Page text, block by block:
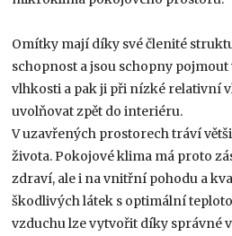
Omítky mají díky své členité
schopnost a jsou schopny
vlhkosti a pak ji při nízké relativní
uvolňovat zpět do interiéru.
V uzavřených prostorech tráví
života. Pokojové klima má proto
zdraví, ale i na vnitřní pohodu a
škodlivých látek s optimální
vzduchu lze vytvořit díky správné